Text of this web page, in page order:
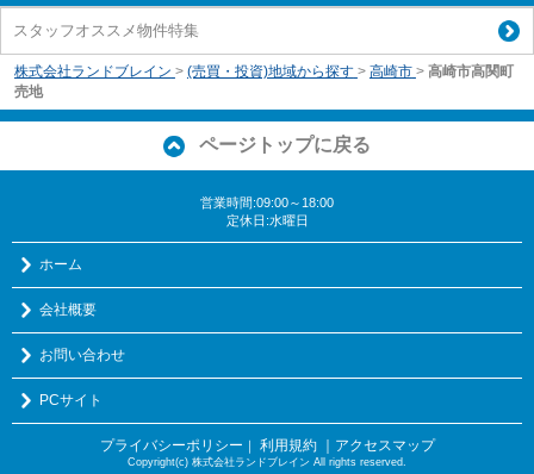
スタッフオススメ物件特集
株式会社ランドブレイン > (売買・投資)地域から探す > 高崎市 > 高崎市高関町
売地
ページトップに戻る
営業時間:09:00～18:00
定休日:水曜日
ホーム
会社概要
お問い合わせ
PCサイト
プライバシーポリシー 利用規約 ｜アクセスマップ
Copyright(c) 株式会社ランドブレイン All rights reserved.